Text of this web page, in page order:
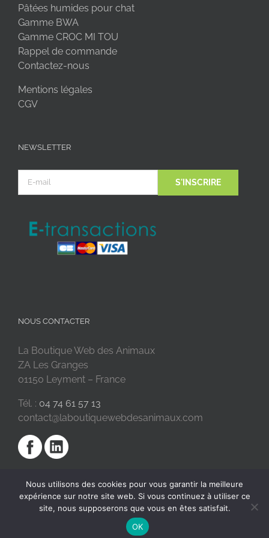
Pâtées humides pour chat
Gamme BWA
Gamme CROC MI TOU
Rappel de commande
Contactez-nous
Mentions légales
CGV
NEWSLETTER
NOUS CONTACTER
La Boutique Web des Animaux
ZA Les Granges
01150 Leyment – France
Tél. : 04 74 61 57 13
contact@laboutiquewebdesanimaux.com
2018 © La Boutique Web des Animaux | Réalisé par
Nous utilisons des cookies pour vous garantir la meilleure
expérience sur notre site web. Si vous continuez à utiliser ce
site, nous supposerons que vous en êtes satisfait.
OK